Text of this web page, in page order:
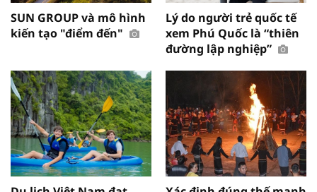
SUN GROUP và mô hình
kiến tạo "điểm đến"
Lý do người trẻ quốc tế
xem Phú Quốc là “thiên
đường lập nghiệp”